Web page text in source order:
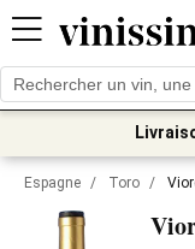
Espagne / Toro /